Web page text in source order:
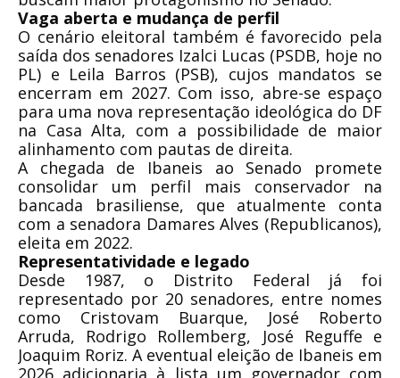
Vaga aberta e mudança de perfil
O cenário eleitoral também é favorecido pela
saída dos senadores Izalci Lucas (PSDB, hoje no
PL) e Leila Barros (PSB), cujos mandatos se
encerram em 2027. Com isso, abre-se espaço
para uma nova representação ideológica do DF
na Casa Alta, com a possibilidade de maior
alinhamento com pautas de direita.
A chegada de Ibaneis ao Senado promete
consolidar um perfil mais conservador na
bancada brasiliense, que atualmente conta
com a senadora Damares Alves (Republicanos),
eleita em 2022.
Representatividade e legado
Desde 1987, o Distrito Federal já foi
representado por 20 senadores, entre nomes
como Cristovam Buarque, José Roberto
Arruda, Rodrigo Rollemberg, José Reguffe e
Joaquim Roriz. A eventual eleição de Ibaneis em
2026 adicionaria à lista um governador com